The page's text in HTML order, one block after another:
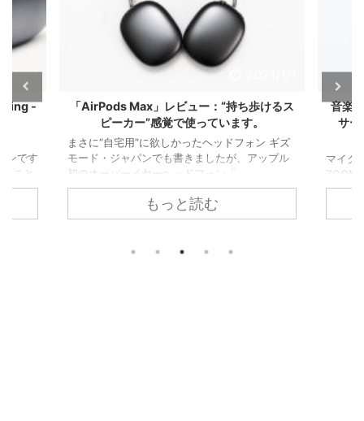
1/27
-
ンです
こと
線接
正で
「AirPods Max」レビュー：“持ち歩けるス
ピーカー”感覚で使っています。
まさに“自宅用”に欲しかったヘッドフォン ギズ
モード・ジャパンでも書きましたが、アップル
初のオーバーイヤーヘッドフォン「 ...
もっと読む
音楽
サー
マイク
っかり